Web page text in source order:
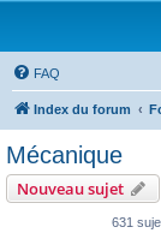
FAQ
Index du forum
Mécanique
Nouveau sujet
631